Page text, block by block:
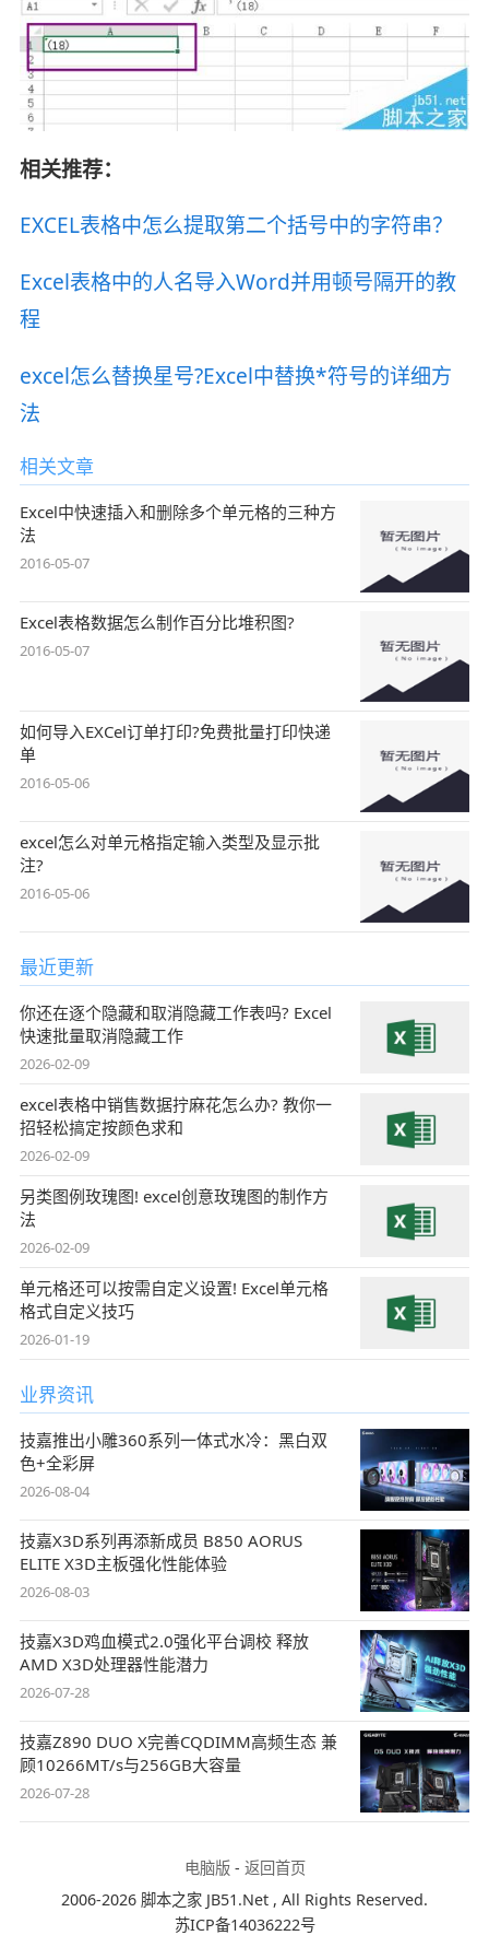
相关推荐：
EXCEL表格中怎么提取第二个括号中的字符串？
Excel表格中的人名导入Word并用顿号隔开的教
程
excel怎么替换星号?Excel中替换*符号的详细方
法
相关文章
Excel中快速插入和删除多个单元格的三种方
法
2016-05-07
Excel表格数据怎么制作百分比堆积图?
2016-05-07
如何导入EXCel订单打印?免费批量打印快递
单
2016-05-06
excel怎么对单元格指定输入类型及显示批
注?
2016-05-06
最近更新
你还在逐个隐藏和取消隐藏工作表吗? Excel
快速批量取消隐藏工作
2026-02-09
excel表格中销售数据拧麻花怎么办? 教你一
招轻松搞定按颜色求和
2026-02-09
另类图例玫瑰图! excel创意玫瑰图的制作方
法
2026-02-09
单元格还可以按需自定义设置! Excel单元格
格式自定义技巧
2026-01-19
业界资讯
技嘉推出小雕360系列一体式水冷：黑白双
色+全彩屏
2026-08-04
技嘉X3D系列再添新成员 B850 AORUS
ELITE X3D主板强化性能体验
2026-08-03
技嘉X3D鸡血模式2.0强化平台调校 释放
AMD X3D处理器性能潜力
2026-07-28
技嘉Z890 DUO X完善CQDIMM高频生态 兼
顾10266MT/s与256GB大容量
2026-07-28
电脑版- 返回首页
2006-2026 脚本之家 JB51.Net , All Rights Reserved.
苏ICP备14036222号